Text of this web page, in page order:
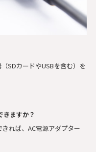
SDカードやUSBを含む）を
きますか？
れば、AC電源アダプター